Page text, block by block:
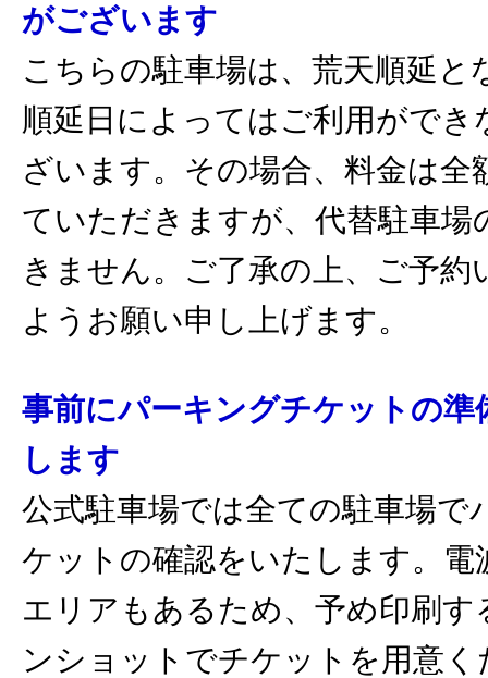
がございます
こちらの駐車場は、荒天順延と
順延日によってはご利用ができ
ざいます。その場合、料金は全
ていただきますが、代替駐車場
きません。ご了承の上、ご予約
ようお願い申し上げます。
事前にパーキングチケットの準
します
公式駐車場では全ての駐車場で
ケットの確認をいたします。電
エリアもあるため、予め印刷す
ンショットでチケットを用意く